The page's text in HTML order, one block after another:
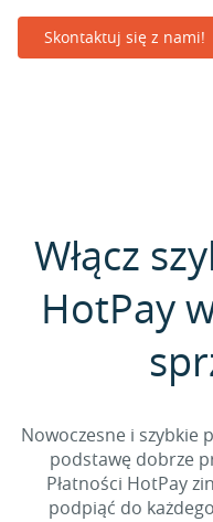
Skontaktuj się z nami!
Włącz
HotPay
Nowoczesne i szybkie
podstawę dobrze
Płatności HotPay
podpiąć do